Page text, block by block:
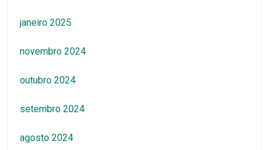
janeiro 2025
novembro 2024
outubro 2024
setembro 2024
agosto 2024